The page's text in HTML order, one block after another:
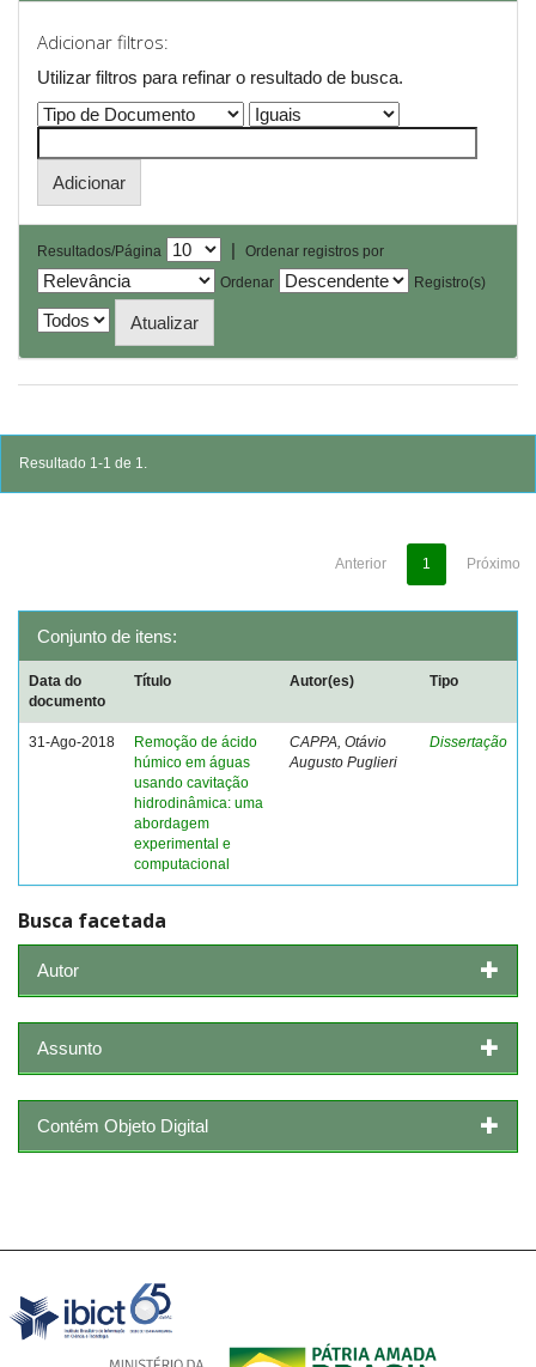
Adicionar filtros:
Utilizar filtros para refinar o resultado de busca.
Resultados/Página |
Ordenar registros por
Ordenar
Registro(s)
Resultado 1-1 de 1.
Anterior 1 Próximo
Conjunto de itens:
Data do
documento
Título Autor(es) Tipo
31-Ago-2018
Remoção de ácido
húmico em águas
usando cavitação
hidrodinâmica: uma
abordagem
experimental e
computacional
CAPPA, Otávio
Augusto Puglieri
Dissertação
Busca facetada
Autor
Assunto
Contém Objeto Digital